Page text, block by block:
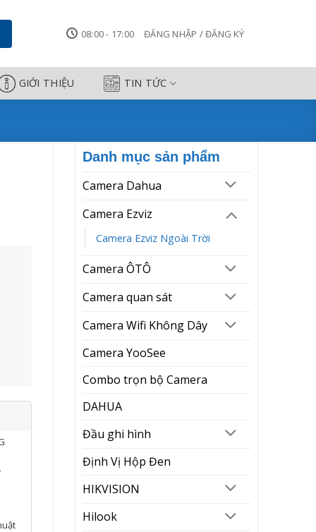
08:00 - 17:00 ĐĂNG NHẬP / ĐĂNG KÝ
GIỚI THIỆU TIN TỨC
Danh mục sản phẩm
Camera Dahua
Camera Ezviz
Camera Ezviz Ngoài Trời
Camera ÔTÔ
Camera quan sát
Camera Wifi Không Dây
Camera YooSee
Combo trọn bộ Camera
DAHUA
Đầu ghi hình
Định Vị Hộp Đen
HIKVISION
Hilook